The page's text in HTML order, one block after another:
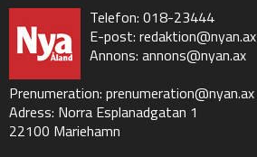
Telefon: 018-23444
E-post: redaktion@nyan.ax
Annons: annons@nyan.ax
Prenumeration: prenumeration@nyan.ax
Adress: Norra Esplanadgatan 1
22100 Mariehamn